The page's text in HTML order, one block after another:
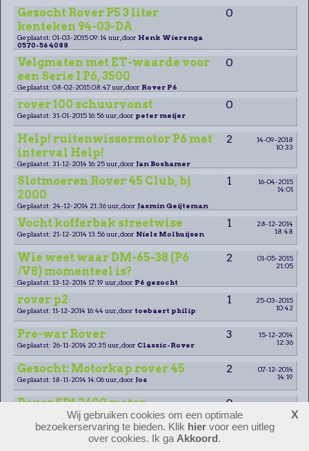
Gezocht Rover P5 3 liter
kenteken 94-03-DA
0
Geplaatst: 01-03-2015 09:14 uur, door Henk Wierenga
0570-564088
Velgmaten met ET-waarde voor
een Serie I P6, 3500
0
Geplaatst: 08-02-2015 08:47 uur, door Rover P6
rover 100 schuurvonst 0
Geplaatst: 31-01-2015 16:56 uur, door peter meijer
Help! ruitenwissermotor P6 met
interval Help!
2
14-09-2018
10:33
Geplaatst: 31-12-2014 16:25 uur, door Jan Boshamer
Slotmoeren Rover 45 Club, bj
2000
1
16-04-2015
14:01
Geplaatst: 24-12-2014 21:36 uur, door Jasmin Geijteman
Vocht kofferbak streetwise 1
28-12-2014
18:48
Geplaatst: 21-12-2014 13:56 uur, door Niels Molhuijsen
Wie weet waar DM-65-38 (P6
/V8) momenteel is?
2
01-05-2015
21:05
Geplaatst: 13-12-2014 17:19 uur, door P6 gezocht
rover p2 1
25-03-2015
10:42
Geplaatst: 11-12-2014 16:44 uur, door toebaert philip
Pre-war Rover 3
15-12-2014
12:36
Geplaatst: 26-11-2014 20:35 uur, door Classic-Rover
Gezocht: Motorkap rover 45 2
07-12-2014
14:19
Geplaatst: 18-11-2014 14:06 uur, door Jos
Rover SD1 2600 motor 0
Geplaatst: 26-10-2014 17:09 uur, doorRené W.
Betrouwbaarheid SD1 vitesse
Wij gebruiken cookies om een optimale
bezoekerservaring te bieden. Klik hiervoor een uitleg
over cookies. Ik ga Akkoord.
X